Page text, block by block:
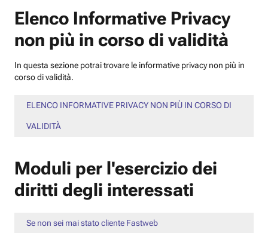
Elenco Informative Privacy
non più in corso di validità
In questa sezione potrai trovare le informative privacy non più in
corso di validità.
ELENCO INFORMATIVE PRIVACY NON PIÙ IN CORSO DI
VALIDITÀ
Moduli per l'esercizio dei
diritti degli interessati
Se non sei mai stato cliente Fastweb